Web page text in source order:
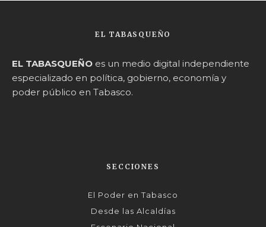
EL TABASQUEÑO
EL TABASQUEÑO es un medio digital independiente
especializado en política, gobierno, economía y
poder público en Tabasco.
SECCIONES
El Poder en Tabasco
Desde las Alcaldías